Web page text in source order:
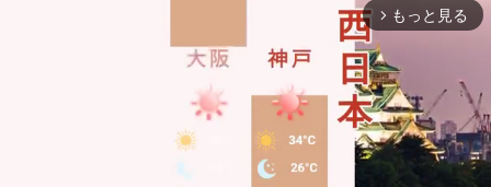
arrow_forward_ios もっと見る